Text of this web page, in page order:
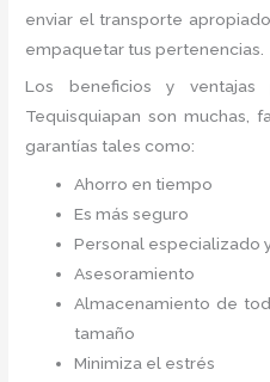
enviar el transporte
empaquetar tus pertenencias.
Los beneficios y ventajas
Tequisquiapan son muchas,
garantías tales como:
Ahorro en tiempo
Es más seguro
Personal especializado
Asesoramiento
Almacenamiento de
tamaño
Minimiza el estrés